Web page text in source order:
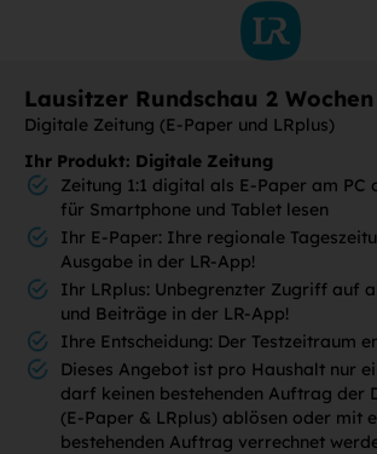
Lausitzer Rundschau 2
Digitale Zeitung (E-Paper und LRplus)
Ihr Produkt: Digitale Zeitung
Zeitung 1:1 digital als E-Paper am PC
für Smartphone und Tablet lesen
Ihr E-Paper: Ihre regionale
Ausgabe in der LR-App!
Ihr LRplus: Unbegrenzter Zugriff auf
und Beiträge in der LR-App!
Ihre Entscheidung: Der Testzeitraum
Dieses Angebot ist pro Haushalt nur
darf keinen bestehenden Auftrag der
(E-Paper & LRplus) ablösen oder mit
bestehenden Auftrag verrechnet